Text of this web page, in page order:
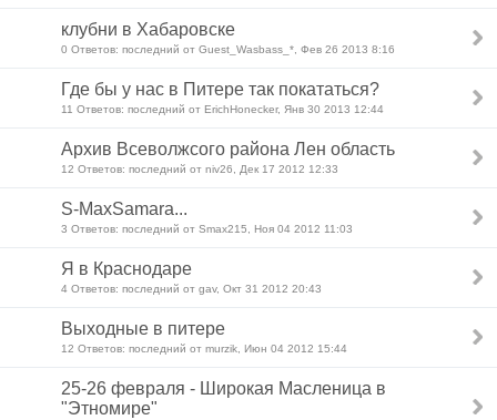
клубни в Хабаровске
0 Ответов: последний от Guest_Wasbass_*, Фев 26 2013 8:16
Где бы у нас в Питере так покататься?
11 Ответов: последний от ErichHonecker, Янв 30 2013 12:44
Архив Всеволжсого района Лен область
12 Ответов: последний от niv26, Дек 17 2012 12:33
S-MaxSamara...
3 Ответов: последний от Smax215, Ноя 04 2012 11:03
Я в Краснодаре
4 Ответов: последний от gav, Окт 31 2012 20:43
Выходные в питере
12 Ответов: последний от murzik, Июн 04 2012 15:44
25-26 февраля - Широкая Масленица в
"Этномире"